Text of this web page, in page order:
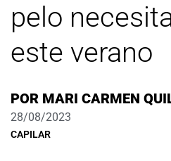
pelo
este verano
POR MARI CARMEN
28/08/2023
CAPILAR